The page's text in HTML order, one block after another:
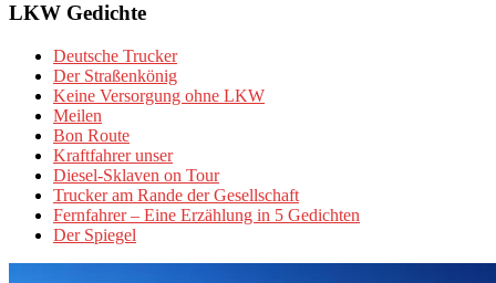
LKW Gedichte
Deutsche Trucker
Der Straßenkönig
Keine Versorgung ohne LKW
Meilen
Bon Route
Kraftfahrer unser
Diesel-Sklaven on Tour
Trucker am Rande der Gesellschaft
Fernfahrer – Eine Erzählung in 5 Gedichten
Der Spiegel